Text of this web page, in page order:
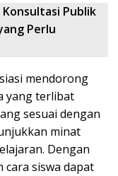
Publik
Perlu
mendorong
yang terlibat
sesuai dengan
minat
Dengan
cara siswa dapat